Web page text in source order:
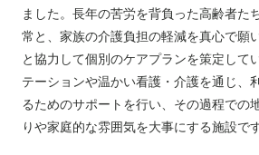
ました。長年の苦労を背負った高齢者た
常と、家族の介護負担の軽減を真心で願
と協力して個別のケアプランを策定して
テーションや温かい看護・介護を通じ、
るためのサポートを行い、その過程での
りや家庭的な雰囲気を大事にする施設です